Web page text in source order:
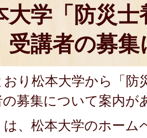
大学「防災士
受講者の募
おり松本大学から「防
の募集について案内が
は、松本大学のホー